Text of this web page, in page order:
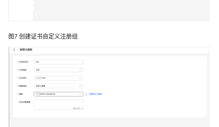
限
图7 创建证书自定义注册组